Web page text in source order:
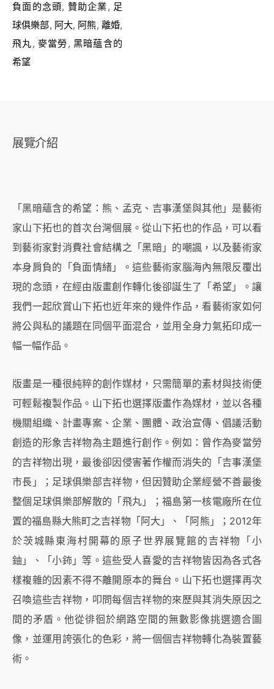
負面的念頭, 贊助企業, 足
球俱樂部, 阿大, 阿熊, 離婚,
飛丸, 麥當勞 , 黑暗蘊含的
希望
展覽介紹
「黑暗蘊含的希望：熊、孟克、吉事漢堡與其他」是藝術
家山下拓也的首次台灣個展。從山下拓也的作品，可以看
到藝術家對消費社會結構之「黑暗」的嘲諷，以及藝術家
本身肩負的「負面情緒」。這些藝術家腦海內無限反覆出
現的念頭，在經由版畫創作轉化後卻誕生了「希望」。讓
我們一起欣賞山下拓也近年來的幾件作品，看藝術家如何
將公與私的議題在同個平面混合，並用全身力氣拓印成一
幅一幅作品。
版畫是一種很純粹的創作媒材，只需簡單的素材與技術便
可輕鬆複製作品。山下拓也選擇版畫作為媒材，並以各種
機關組織、計畫專案、企業、團體、政治宣傳、倡議活動
創造的形象吉祥物為主題進行創作。例如：曾作為麥當勞
的吉祥物出現，最後卻因侵害著作權而消失的「吉事漢堡
市長」；足球俱樂部吉祥物，但因贊助企業經營不善最後
整個足球俱樂部解散的「飛丸」；福島第一核電廠所在位
置的福島縣大熊町之吉祥物「阿大」、「阿熊」；2012年
於茨城縣東海村開幕的原子世界展覽館的吉祥物「小
鈾」、「小鈽」等。這些受人喜愛的吉祥物皆因為各式各
樣複雜的因素不得不離開原本的舞台。山下拓也選擇再次
召喚這些吉祥物，叩問每個吉祥物的來歷與其消失原因之
間的矛盾。他從徘徊於網路空間的無數影像挑選適合圖
像，並運用誇張化的色彩，將一個個吉祥物轉化為裝置藝
術。